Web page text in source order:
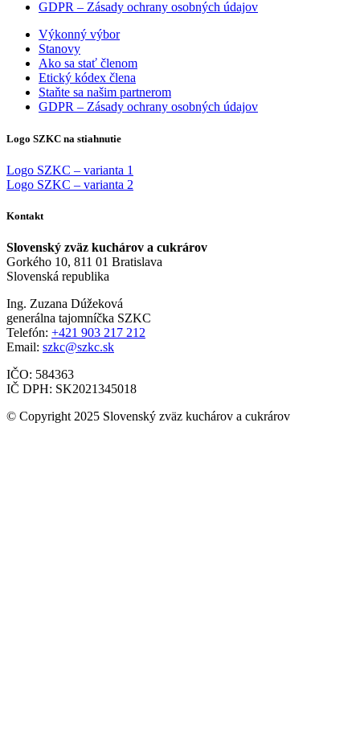
GDPR – Zásady ochrany osobných údajov
Výkonný výbor
Stanovy
Ako sa stať členom
Etický kódex člena
Staňte sa našim partnerom
GDPR – Zásady ochrany osobných údajov
Logo SZKC na stiahnutie
Logo SZKC – varianta 1
Logo SZKC – varianta 2
Kontakt
Slovenský zväz kuchárov a cukrárov
Gorkého 10, 811 01 Bratislava
Slovenská republika
Ing. Zuzana Dúžeková
generálna tajomníčka SZKC
Telefón: +421 903 217 212
Email: szkc@szkc.sk
IČO: 584363
IČ DPH: SK2021345018
© Copyright 2025 Slovenský zväz kuchárov a cukrárov